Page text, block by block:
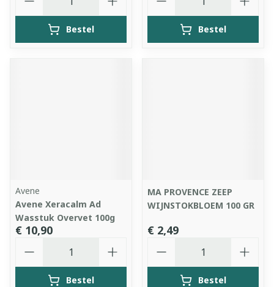
Bestel Bestel
Avene
Avene Xeracalm Ad
Wasstuk Overvet 100g
€ 10,90
Bestel
MA PROVENCE ZEEP
WIJNSTOKBLOEM 100 GR
€ 2,49
Bestel